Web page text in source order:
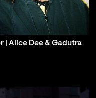
| Alice Dee & Gadutra